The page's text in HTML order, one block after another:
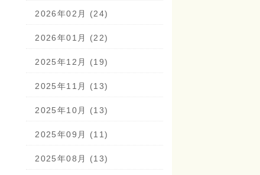
2026年02月 (24)
2026年01月 (22)
2025年12月 (19)
2025年11月 (13)
2025年10月 (13)
2025年09月 (11)
2025年08月 (13)